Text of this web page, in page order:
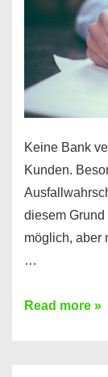
Handy
möglich!
Keine Bank
Kunden.
diesem
möglich, aber
…
Ist
Read more »